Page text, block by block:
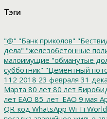
Тэги
"@" "Банк приколов"
дела" "железобетонные
малоимущие "обманутые
субботник" "Цементный
112 2018 23 февраля 31
Марта 80 лет 80 лет
лет ЕАО 85_лет_ЕАО 9 мая
QR-код WhatsApp Wi-Fi